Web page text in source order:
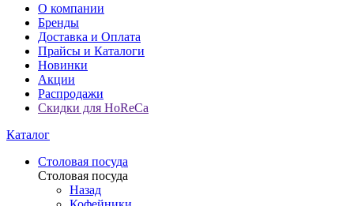
О компании
Бренды
Доставка и Оплата
Прайсы и Каталоги
Новинки
Акции
Распродажи
Скидки для HoReCa
Каталог
Столовая посуда
Столовая посуда
Назад